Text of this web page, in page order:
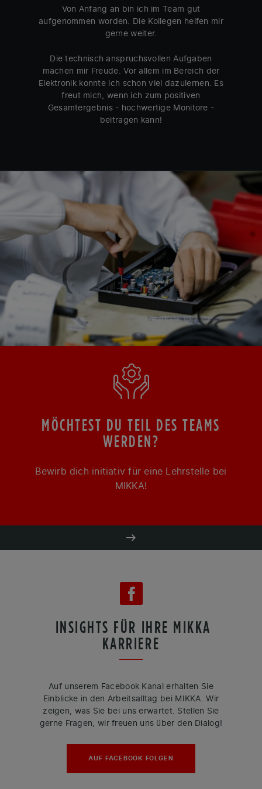
Von Anfang an bin ich im Team gut
aufgenommen worden. Die Kollegen helfen mir
gerne weiter.
Die technisch anspruchsvollen Aufgaben
machen mir Freude. Vor allem im Bereich der
Elektronik konnte ich schon viel dazulernen. Es
freut mich, wenn ich zum positiven
Gesamtergebnis - hochwertige Monitore -
beitragen kann!
MÖCHTEST DU TEIL DES TEAMS
WERDEN?
Bewirb dich initiativ für eine Lehrstelle bei
MIKKA!
INSIGHTS FÜR IHRE MIKKA
KARRIERE
Auf unserem Facebook Kanal erhalten Sie
Einblicke in den Arbeitsalltag bei MIKKA. Wir
zeigen, was Sie bei uns erwartet. Stellen Sie
gerne Fragen, wir freuen uns über den Dialog!
AUF FACEBOOK FOLGEN